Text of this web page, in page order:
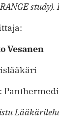
Vesanen